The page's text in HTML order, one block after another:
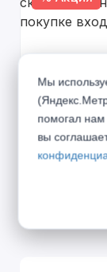
Открой
скидка 10%
Мы
помогал нам
вы